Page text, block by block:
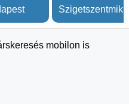
mobilon is